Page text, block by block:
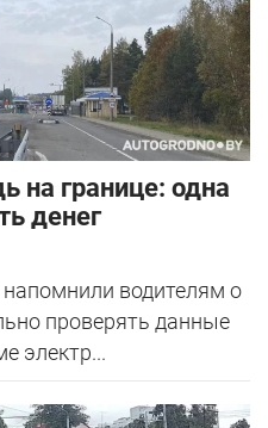
на границе: одна
денег
водителям о
проверять данные
электр...